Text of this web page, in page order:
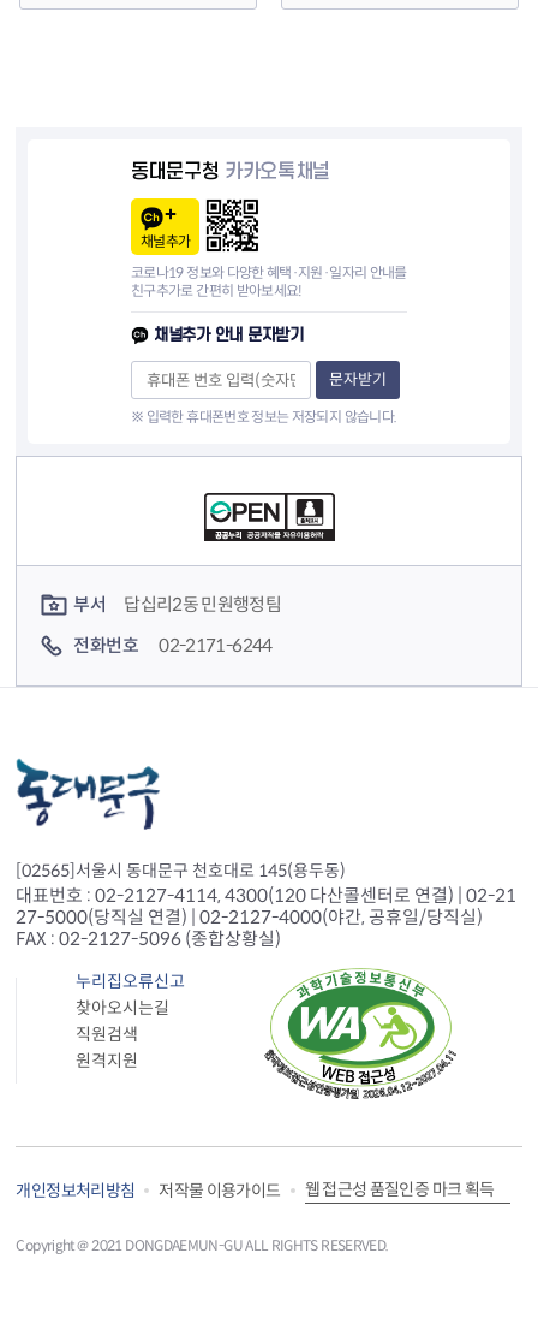
동대문구청 카카오톡채널
채널추가
코로나19 정보와 다양한 혜택·지원·일자리 안내를
친구추가로 간편히 받아보세요!
채널추가 안내 문자받기
문자받기
※ 입력한 휴대폰번호 정보는 저장되지 않습니다.
부서
답십리2동 민원행정팀
전화번호
02-2171-6244
[02565]서울시 동대문구 천호대로 145(용두동)
대표번호 : 02-2127-4114, 4300(120 다산콜센터로 연결) | 02-21
27-5000(당직실 연결) | 02-2127-4000(야간, 공휴일/당직실)
FAX : 02-2127-5096 (종합상황실)
누리집오류신고
찾아오시는길
직원검색
원격지원
개인정보처리방침 저작물 이용가이드 웹 접근성 품질인증 마크 획득
Copyright＠ 2021 DONGDAEMUN-GU ALL RIGHTS RESERVED.